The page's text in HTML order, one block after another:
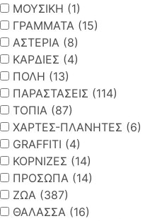
ΜΟΥΣΙΚΗ (1)
ΓΡΑΜΜΑΤΑ (15)
ΑΣΤΕΡΙΑ (8)
ΚΑΡΔΙΕΣ (4)
ΠΟΛΗ (13)
ΠΑΡΑΣΤΑΣΕΙΣ (114)
ΤΟΠΙΑ (87)
ΧΑΡΤΕΣ-ΠΛΑΝΗΤΕΣ (6)
GRAFFITI (4)
ΚΟΡΝΙΖΕΣ (14)
ΠΡΟΣΩΠΑ (14)
ΖΩΑ (387)
ΘΑΛΑΣΣΑ (16)